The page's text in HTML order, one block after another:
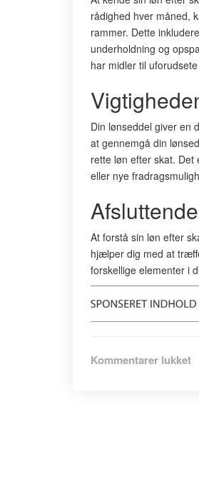
rådighed hver måned,
rammer. Dette
underholdning og
har midler til
Din lønseddel giver en
at gennemgå din
rette løn efter skat.
eller nye
At forstå sin løn efter
hjælper dig med at
forskellige elementer i
Kommentarer lukkettil